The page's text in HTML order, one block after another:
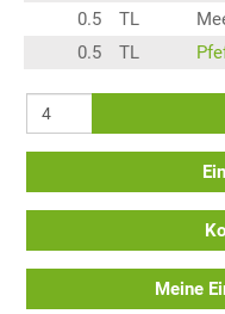
0.5
TL
0.5
TL
Meine